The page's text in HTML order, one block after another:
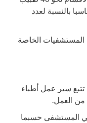
بالنسبة لعدد
في المستشفيات الخاصة
سير عمل أطباء
من العمل.
في المستشفى حسبما